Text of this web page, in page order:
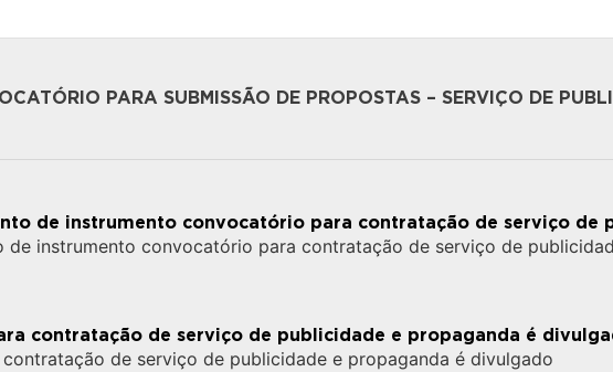
PARA SUBMISSÃO DE PROPOSTAS – SERVIÇO DE
de instrumento convocatório para contratação de serviço de
de instrumento convocatório para contratação de serviço de
contratação de serviço de publicidade e propaganda é
de serviço de publicidade e propaganda é divulgado